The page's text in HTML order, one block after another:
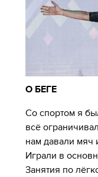
О БЕГЕ
Cо спортом я
всё
нам давали мяч
Играли в
Занятия по